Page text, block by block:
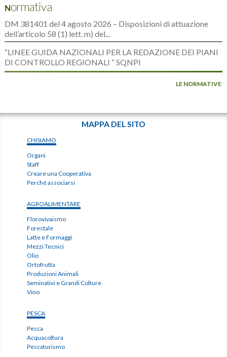
Normativa
DM 381401 del 4 agosto 2026 – Disposizioni di attuazione
dell’articolo 58 (1) lett. m) del...
“LINEE GUIDA NAZIONALI PER LA REDAZIONE DEI PIANI
DI CONTROLLO REGIONALI “ SQNPI
LE NORMATIVE
MAPPA DEL SITO
CHISIAMO
Organi
Staff
Creare una Cooperativa
Perché associarsi
AGROALIMENTARE
Florovivaismo
Forestale
Latte e Formaggi
Mezzi Tecnici
Olio
Ortofrutta
Produzioni Animali
Seminativi e Grandi Colture
Vino
PESCA
Pesca
Acquacoltura
Pescaturismo